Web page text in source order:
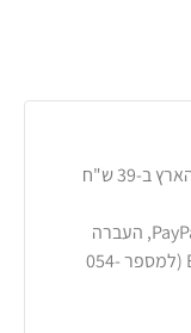
שליח עד הבית לכל רחבי הארץ ב-39 ש"ח
כרטיסי אשראי, PayPal, העברה
בנקאית או באפליקציות Bit / Paybox (למספר 054-